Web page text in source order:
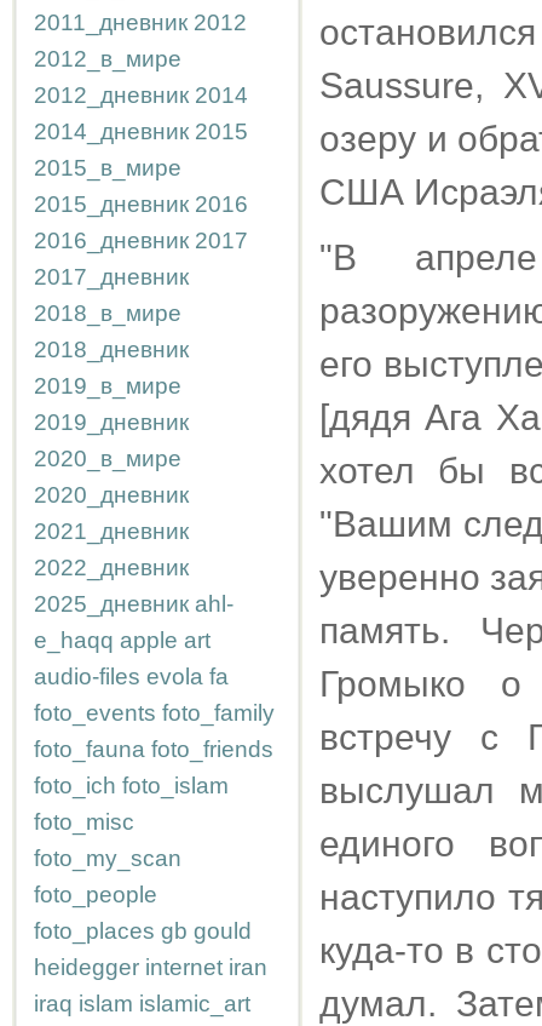
2011_дневник 2012
2012_в_мире
2012_дневник 2014
2014_дневник 2015
2015_в_мире
2015_дневник 2016
2016_дневник 2017
2017_дневник
2018_в_мире
2018_дневник
2019_в_мире
2019_дневник
2020_в_мире
2020_дневник
2021_дневник
2022_дневник
2025_дневник ahl-
e_haqq apple art
audio-files evola fa
foto_events foto_family
foto_fauna foto_friends
foto_ich foto_islam
foto_misc
foto_my_scan
foto_people
foto_places gb gould
heidegger internet iran
iraq islam islamic_art
Saussure,
озеру и
США
"В
его
[дядя Ага
хотел бы
"Вашим
уверенно
память.
Громыко о
встречу с
выслушал
единого
наступило
куда-то в
думал.